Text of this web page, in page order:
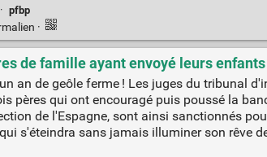
· pfbp
·
de famille ayant envoyé leurs
an de geôle ferme ! Les juges du tribunal
pères qui ont encouragé puis poussé la
de l'Espagne, sont ainsi sanctionnés
s'éteindra sans jamais illuminer son rêve